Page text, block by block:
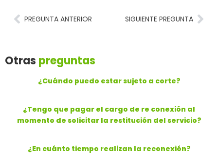
PREGUNTA ANTERIOR SIGUIENTE PREGUNTA
Otras preguntas
¿Cuándo puedo estar sujeto a corte?
¿Tengo que pagar el cargo de re conexión al
momento de solicitar la restitución del servicio?
¿En cuánto tiempo realizan la reconexión?